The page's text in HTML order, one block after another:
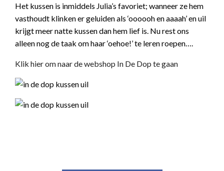
Het kussen is inmiddels Julia’s favoriet; wanneer ze hem
vasthoudt klinken er geluiden als ‘oooooh en aaaah’ en uil
krijgt meer natte kussen dan hem lief is. Nu rest ons
alleen nog de taak om haar ‘oehoe!’ te leren roepen….
Klik hier om naar de webshop In De Dop te gaan